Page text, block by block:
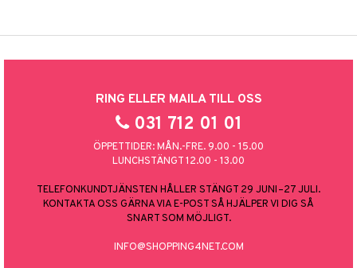
RING ELLER MAILA TILL OSS
031 712 01 01
ÖPPETTIDER: MÅN.-FRE. 9.00 - 15.00
LUNCHSTÄNGT 12.00 - 13.00
TELEFONKUNDTJÄNSTEN HÅLLER STÄNGT 29 JUNI–27 JULI.
KONTAKTA OSS GÄRNA VIA E-POST SÅ HJÄLPER VI DIG SÅ
SNART SOM MÖJLIGT.
INFO@SHOPPING4NET.COM